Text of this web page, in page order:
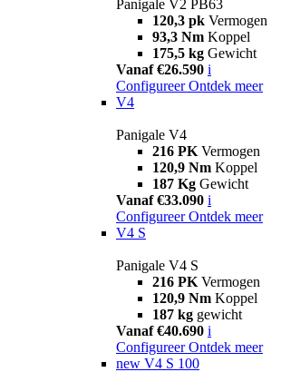
Panigale V2 PB63
120,3 pk Vermogen
93,3 Nm Koppel
175,5 kg Gewicht
Vanaf €26.590 i
Configureer Ontdek meer
V4
Panigale V4
216 PK Vermogen
120,9 Nm Koppel
187 Kg Gewicht
Vanaf €33.090 i
Configureer Ontdek meer
V4 S
Panigale V4 S
216 PK Vermogen
120,9 Nm Koppel
187 kg gewicht
Vanaf €40.690 i
Configureer Ontdek meer
new V4 S 100